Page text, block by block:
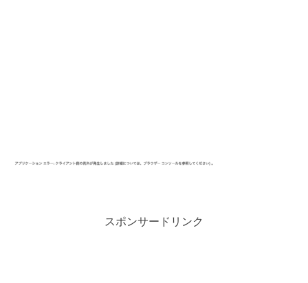
スポンサードリンク